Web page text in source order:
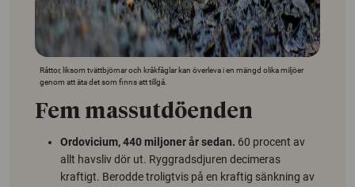
Råttor, liksom tvättbjörnar och kråkfåglar kan överleva i en mängd olika miljöer
genom att äta det som finns att tillgå.
Fem massutdöenden
Ordovicium, 440 miljoner år sedan. 60 procent av
allt havsliv dör ut. Ryggradsdjuren decimeras
kraftigt. Berodde troligtvis på en kraftig sänkning av